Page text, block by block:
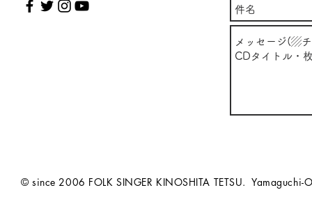
© since 2006 FOLK SINGER KINOSHITA TETSU. Yamaguchi-